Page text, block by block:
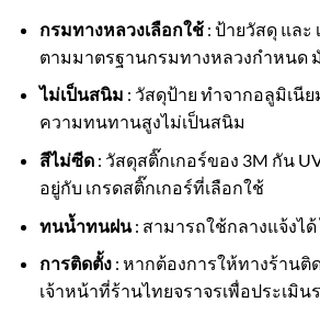
กรมทางหลวงเลือกใช้: ป้ายวัสดุ และ
ตามมาตรฐานกรมทางหลวงกำหนด
ไม่เป็นสนิม : วัสดุป้าย ทำจากอลูมิเนี
ความทนทานสูงไม่เป็นสนิม
สีไม่ซีด: วัสดุสติ๊กเกอร์ของ 3M กัน
อยู่กับ เกรดสติ๊กเกอร์ที่เลือกใช้
ทนน้ำทนฝน: สามารถใช้กลางแจ้งได้
การติดตั้ง: หากต้องการให้ทางร้านติ
เจ้าหน้าที่ร้านไทยจราจรเพื่อประเมิน